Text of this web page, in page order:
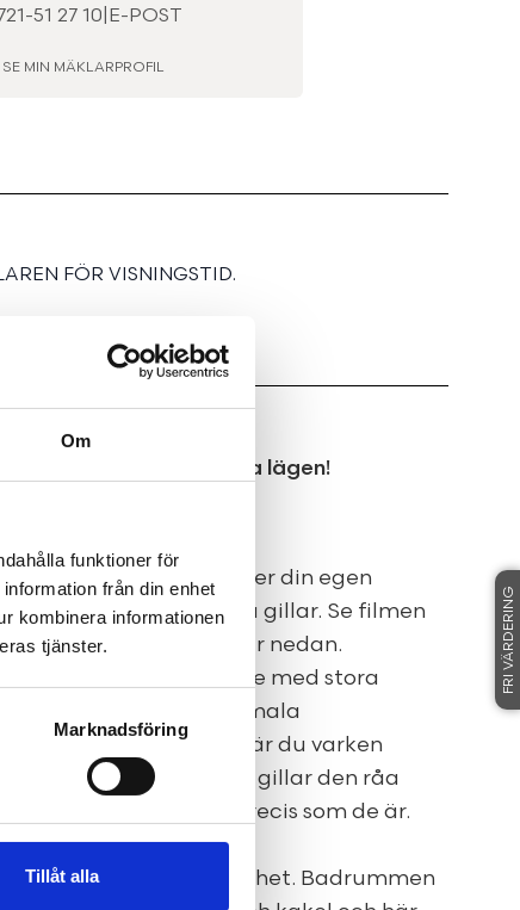
Om
funktioner för
från din enhet
kombinera informationen
tjänster.
Marknadsföring
Tillåt alla
51 27 10 E-POST
SE MIN MÄKLARPROFIL
FÖR VISNINGSTID.
med fina och fria lägen!
där du bestämmer din egen
och exakt de färger du gillar. Se filmen
i Uppsala under länkar nedan.
är perfekt utformade med stora
vilket ger dig optimala
ett drömboende där du varken
stil. Om du i stället gillar den råa
att bo i lägenheterna precis som de är.
resten.
köksluckor för total frihet. Badrummen
FRI VÄRDERING